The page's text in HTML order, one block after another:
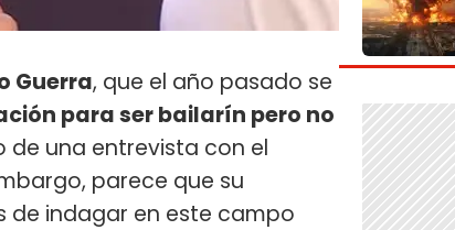
Guerra, que el año pasado se
para ser bailarín pero no
de una entrevista con el
parece que su
de indagar en este campo